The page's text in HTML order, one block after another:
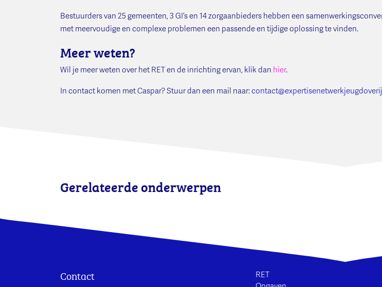
Bestuurders van 25 gemeenten, 3 GI’s en 14 zorgaanbieders hebben een
met meervoudige en complexe problemen een passende en tijdige oplossing te vinden.
Meer weten?
Wil je meer weten over het RET en de inrichting ervan, klik dan hier.
In contact komen met Caspar? Stuur dan een mail naar:
Gerelateerde onderwerpen
Contact
RET